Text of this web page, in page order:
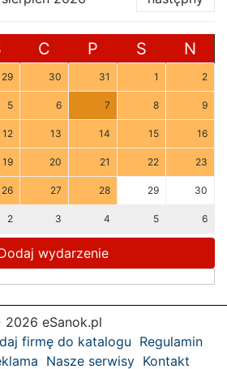
C P S N
29 30 31 1 2
5 6 7 8 9
12 13 14 15 16
19 20 21 22 23
26 27 28 29 30
2 3 4 5 6
wydarzenie
eSanok.pl
firmę do katalogu Regulamin
Nasze serwisy Kontakt